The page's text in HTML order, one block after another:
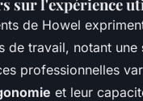
sur l'expérience
de Howel
de travail, notant une
professionnelles
et leur